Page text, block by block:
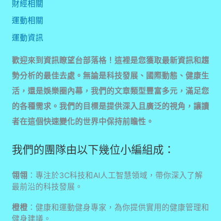
財經相關
運動相關
運動資訊
歡迎來到資訊瞭望台部落格！這裡是您獲取最新資訊和趨
勢分析的最佳去處。無論是科技發展、國際動態、健康生
活，還是娛樂圈內幕，我們的文章類型豐富多元，滿足您
的各種需求。我們的目標是提供深入且廣泛的視角，讓讀
者在這個快速變化的世界中保持前瞻性。
我們的團隊由以下幾位小編組成：
翎翎 ：專注於3C科技和AI人工智慧領域，帶你深入了解
最前沿的科技發展。
橙橙：健康和運動健身專家，為你提供實用的健康管理和
健身建議。